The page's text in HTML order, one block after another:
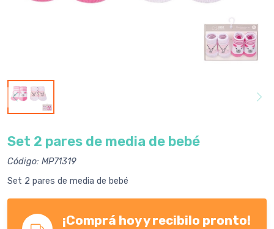
Set 2 pares de media de bebé
Código: MP71319
Set 2 pares de media de bebé
¡Comprá hoy y recibilo pronto!